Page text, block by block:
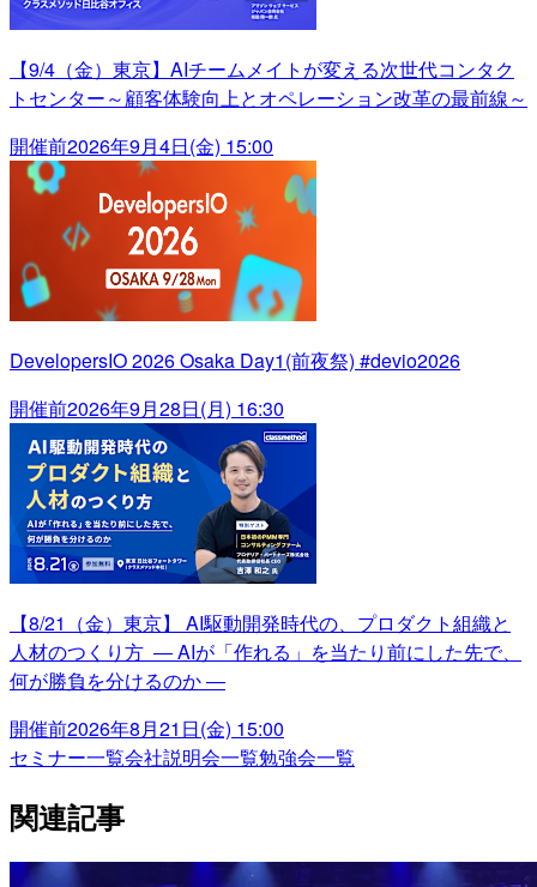
【9/4（金）東京】AIチームメイトが変える次世代コンタク
トセンター～顧客体験向上とオペレーション改革の最前線～
開催前2026年9月4日(金) 15:00
DevelopersIO 2026 Osaka Day1(前夜祭) #devio2026
開催前2026年9月28日(月) 16:30
【8/21（金）東京】 AI駆動開発時代の、プロダクト組織と
人材のつくり方 ― AIが「作れる」を当たり前にした先で、
何が勝負を分けるのか ―
開催前2026年8月21日(金) 15:00
セミナー一覧会社説明会一覧勉強会一覧
関連記事